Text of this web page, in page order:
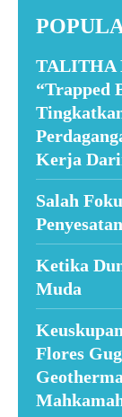
TALITHA
“Trapped
Kerja
Salah
Ketika
Muda
Flores